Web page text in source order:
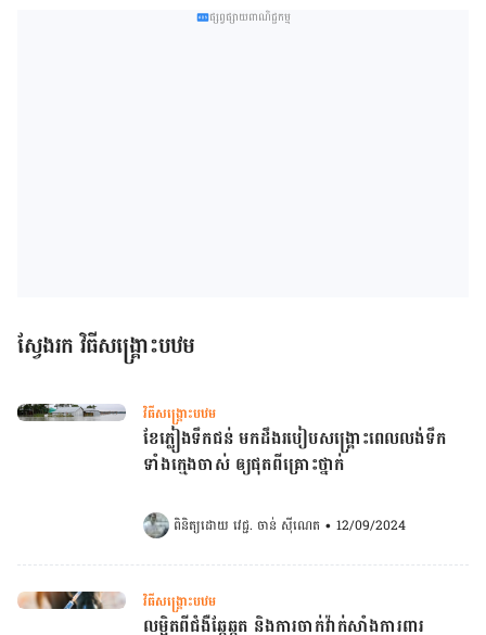
ផ្សព្វផ្សាយពាណិជ្ជកម្ម
ស្វែងរក វិធីសង្គ្រោះបឋម
វិធីសង្គ្រោះបឋម
ខែភ្លៀងទឹកជន់ មកដឹងរបៀបសង្គ្រោះពេលលង់ទឹក
ទាំងក្មេងចាស់ ឲ្យផុតពីគ្រោះថ្នាក់
ពិនិត្យដោយ វេជ្ជ. ចាន់ ស៊ីណេត • 12/09/2024
វិធីសង្គ្រោះបឋម
លម្អិតពីជំងឺឆ្កែឆ្កួត និងការចាក់វ៉ាក់សាំងការពារ